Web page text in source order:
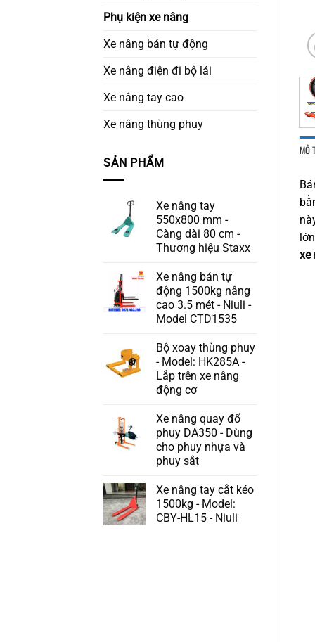
Phụ kiện xe nâng
Xe nâng bán tự động
Xe nâng điện đi bộ lái
Xe nâng tay cao
Xe nâng thùng phuy
SẢN PHẨM
Xe nâng tay
550x800 mm -
Càng dài 80 cm -
Thương hiệu Staxx
Xe nâng bán tự
động 1500kg nâng
cao 3.5 mét - Niuli -
Model CTD1535
Bộ xoay thùng phuy
- Model: HK285A -
Lắp trên xe nâng
động cơ
Xe nâng quay đổ
phuy DA350 - Dùng
cho phuy nhựa và
phuy sắt
Xe nâng tay cắt kéo
1500kg - Model:
CBY-HL15 - Niuli
MÔ
xe